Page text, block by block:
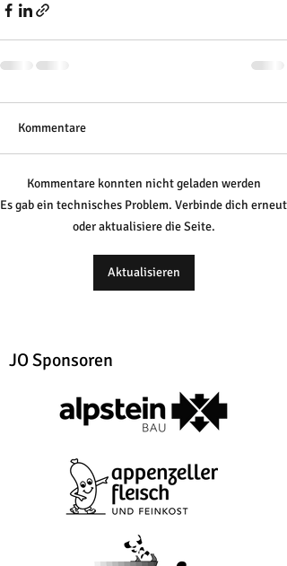
Kommentare
Kommentare konnten nicht geladen werden
Es gab ein technisches Problem. Verbinde dich erneut
oder aktualisiere die Seite.
Aktualisieren
JO Sponsoren